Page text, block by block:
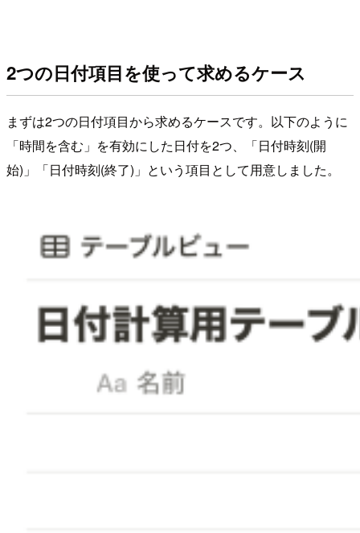
2つの日付項目を使って求めるケース
まずは2つの日付項目から求めるケースです。以下のように
「時間を含む」を有効にした日付を2つ、「日付時刻(開
始)」「日付時刻(終了)」という項目として用意しました。